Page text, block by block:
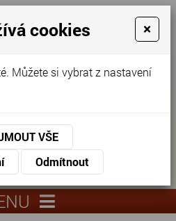
NÁS
NÁS
551
lysa.cz
cookies ×
Můžete si vybrat z nastavení
VŠE
Odmítnout